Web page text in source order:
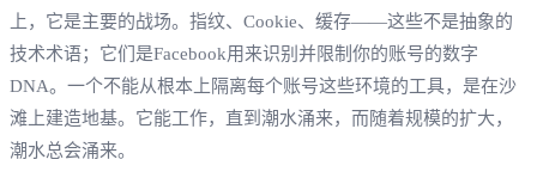
上，它是主要的战场。指纹、Cookie、缓存——这些不是抽象的
技术术语；它们是Facebook用来识别并限制你的账号的数字
DNA。一个不能从根本上隔离每个账号这些环境的工具，是在沙
滩上建造地基。它能工作，直到潮水涌来，而随着规模的扩大，
潮水总会涌来。